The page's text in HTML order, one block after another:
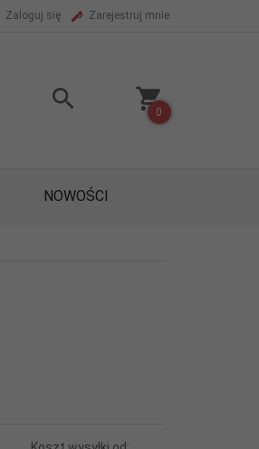
Zaloguj się Zarejestruj mnie
0
NOWOŚCI